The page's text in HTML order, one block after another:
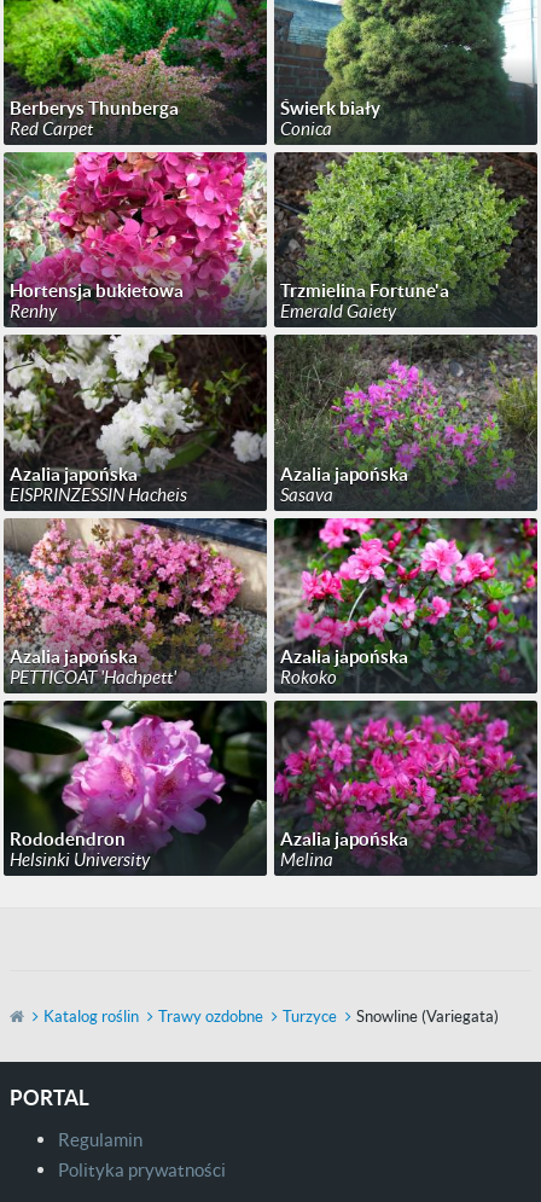
Berberys Thunberga
Red Carpet
Świerk biały
Conica
Hortensja bukietowa
Renhy
Trzmielina Fortune'a
Emerald Gaiety
Azalia japońska
EISPRINZESSIN Hacheis
Azalia japońska
Sasava
Azalia japońska
PETTICOAT 'Hachpett'
Azalia japońska
Rokoko
Rododendron
Helsinki University
Azalia japońska
Melina
Katalog roślin Trawy ozdobne Turzyce Snowline (Variegata)
PORTAL
Regulamin
Polityka prywatności